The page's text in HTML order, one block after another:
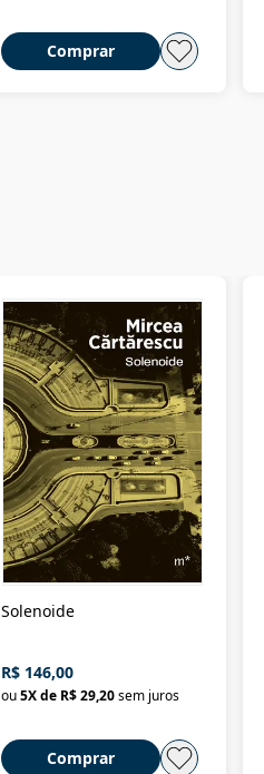
Comprar
Solenoide
R$ 146,00
ou5X de R$ 29,20sem juros
Comprar